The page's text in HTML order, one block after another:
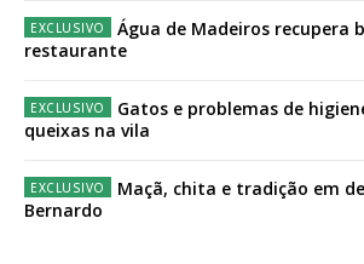
Água de Madeiros recupera
restaurante
Gatos e problemas de
queixas na vila
Maçã, chita e tradição em
Bernardo